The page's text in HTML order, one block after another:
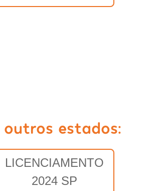
estados:
LICENCIAMENTO
2024 SP